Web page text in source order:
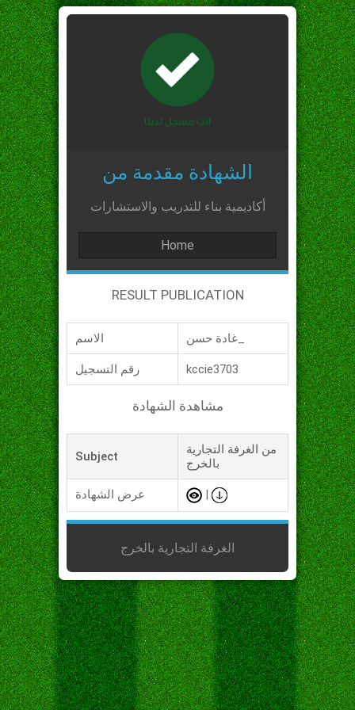
الشهادة مقدمة من
أكاديمية بناء للتدريب والاستشارات
Home
RESULT PUBLICATION
الاسم
رقم التسجيل kccie3703
مشاهدة الشهادة
Subject
من الغرفة التجارية
بالخرج
عرض الشهادة
الغرفة التجارية بالخرج